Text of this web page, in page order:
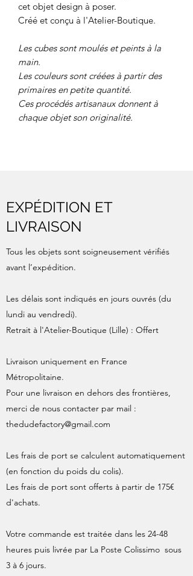
cet objet design à poser.
Créé et conçu à l'Atelier-Boutique.
Les cubes sont moulés et peints à la
main.
Les couleurs sont créées à partir des
primaires en petite quantité.
Ces procédés artisanaux donnent à
chaque objet son originalité.
EXPÉDITION ET
LIVRAISON
Tous les objets sont soigneusement vérifiés
avant l’expédition.
Les délais sont indiqués en jours ouvrés (du
lundi au vendredi).
Retrait à l'Atelier-Boutique (Lille) : Offert
Livraison uniquement en France
Métropolitaine.
Pour une livraison en dehors des frontières,
merci de nous contacter par mail :
thedudefactory@gmail.com
Les frais de port se calculent automatiquement
(en fonction du poids du colis).
Les frais de port sont offerts à partir de 175€
d'achats.
Votre commande est traitée dans les 24-48
heures puis livrée par La Poste Colissimo sous
3 à 6 jours.